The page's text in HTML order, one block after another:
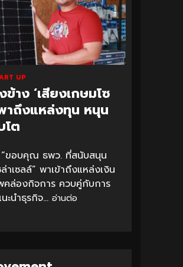
UP
าง ‘เสียงเกษมโซ
าถึงแหล่งทุน หนุน
โต
“ขอบคุณ ธพว. ที่สนับสนุน
าเซลล์” พาเข้าถึงแหล่งเงิน
คล่องกิจการ ควบคู่กับการ
ะนำธุรกิจ... อ่านต่อ